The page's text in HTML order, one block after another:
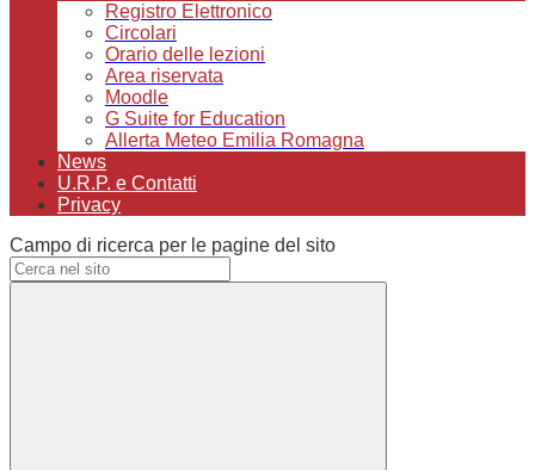
Registro Elettronico
Circolari
Orario delle lezioni
Area riservata
Moodle
G Suite for Education
Allerta Meteo Emilia Romagna
News
U.R.P. e Contatti
Privacy
Campo di ricerca per le pagine del sito